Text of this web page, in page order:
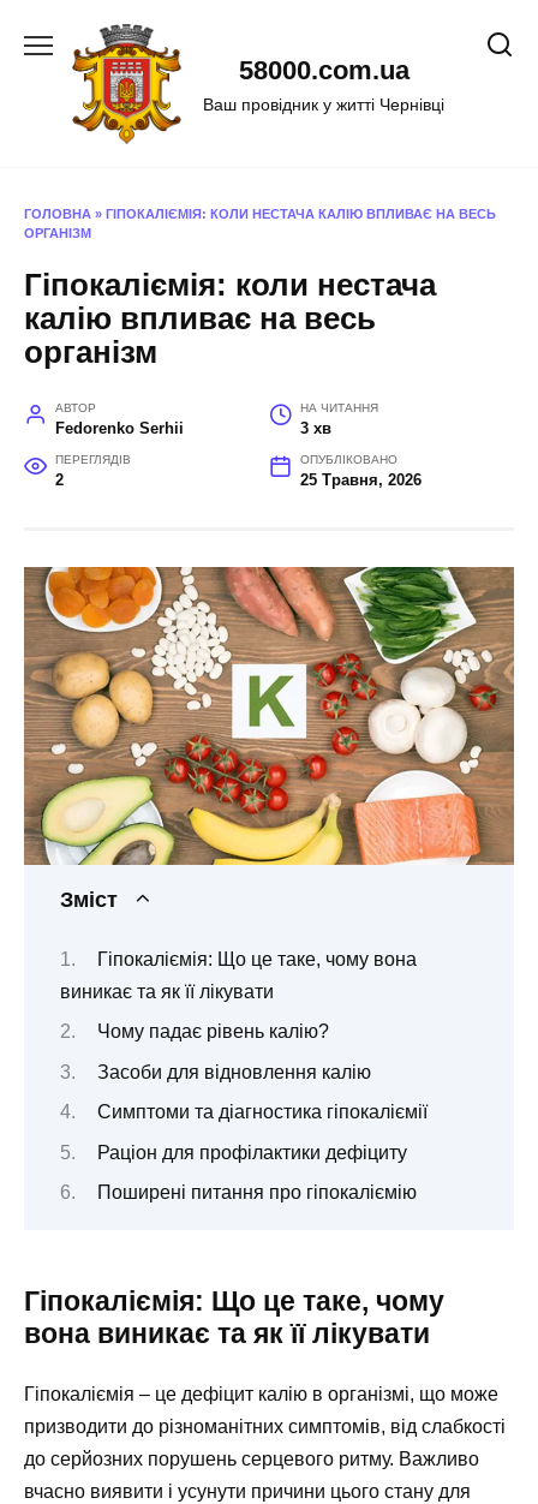
58000.com.ua
Ваш провідник у житті Чернівці
ГОЛОВНА » ГІПОКАЛІЄМІЯ: КОЛИ НЕСТАЧА КАЛІЮ ВПЛИВАЄ НА ВЕСЬ
ОРГАНІЗМ
Гіпокаліємія: коли нестача
калію впливає на весь
організм
АВТОР
Fedorenko Serhii
НА ЧИТАННЯ
3 хв
ПЕРЕГЛЯДІВ
2
ОПУБЛІКОВАНО
25 Травня, 2026
Зміст
Гіпокаліємія: Що це таке, чому вона
виникає та як її лікувати
Чому падає рівень калію?
Засоби для відновлення калію
Симптоми та діагностика гіпокаліємії
Раціон для профілактики дефіциту
Поширені питання про гіпокаліємію
Гіпокаліємія: Що це таке, чому
вона виникає та як її лікувати
Гіпокаліємія – це дефіцит калію в організмі, що може
призводити до різноманітних симптомів, від слабкості
до серйозних порушень серцевого ритму. Важливо
вчасно виявити і усунути причини цього стану для